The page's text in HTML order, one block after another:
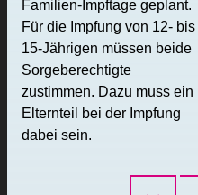
Familien-Impftage geplant.
Für die Impfung von 12- bis
15-Jährigen müssen beide
Sorgeberechtigte
zustimmen. Dazu muss ein
Elternteil bei der Impfung
dabei sein.